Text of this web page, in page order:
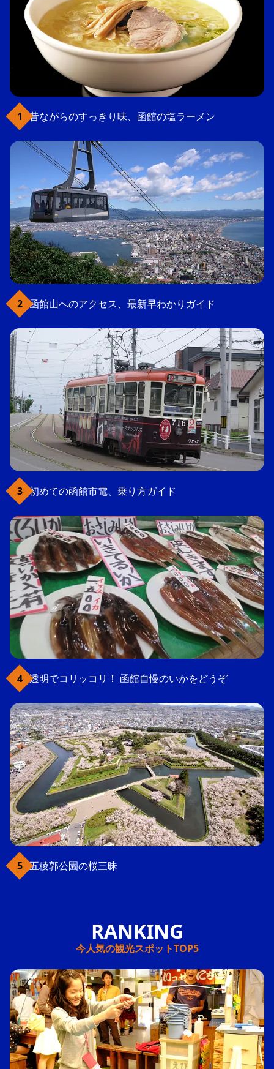
昔ながらのすっきり味、函館の塩ラーメン
函館山へのアクセス、最新早わかりガイド
初めての函館市電、乗り方ガイド
透明でコリッコリ！ 函館自慢のいかをどうぞ
五稜郭公園の桜三昧
今人気の観光スポットTOP5